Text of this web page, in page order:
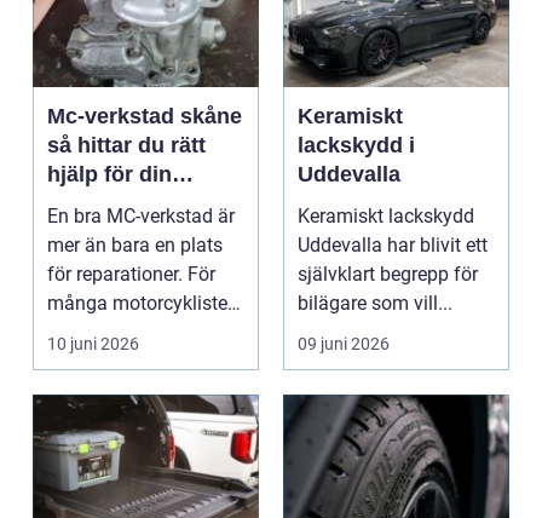
Mc-verkstad skåne
så hittar du rätt
hjälp för din
motorcykel
En bra MC-verkstad är
mer än bara en plats
för reparationer. För
många motorcyklister
handlar det om...
10 juni 2026
Keramiskt
lackskydd i
Uddevalla
Keramiskt lackskydd
Uddevalla har blivit ett
självklart begrepp för
bilägare som vill...
09 juni 2026